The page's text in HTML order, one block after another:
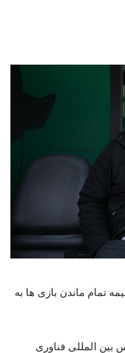
تمام ماندن بازی ها به
بین المللی فناوری